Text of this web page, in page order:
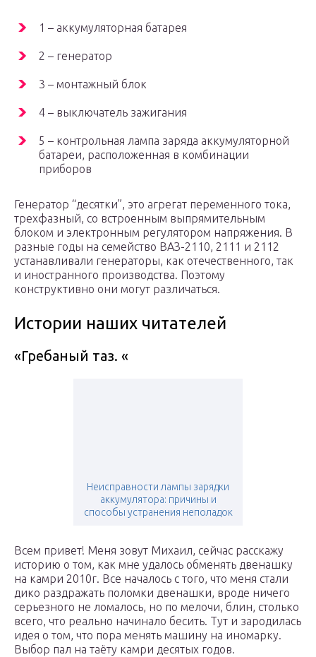
1 – аккумуляторная батарея
2 – генератор
3 – монтажный блок
4 – выключатель зажигания
5 – контрольная лампа заряда аккумуляторной
батареи, расположенная в комбинации
приборов
Генератор “десятки”, это агрегат переменного тока,
трехфазный, со встроенным выпрямительным
блоком и электронным регулятором напряжения. В
разные годы на семейство ВАЗ-2110, 2111 и 2112
устанавливали генераторы, как отечественного, так
и иностранного производства. Поэтому
конструктивно они могут различаться.
Истории наших читателей
«Гребаный таз. «
Неисправности лампы зарядки
аккумулятора: причины и
способы устранения неполадок
Всем привет! Меня зовут Михаил, сейчас расскажу
историю о том, как мне удалось обменять двенашку
на камри 2010г. Все началось с того, что меня стали
дико раздражать поломки двенашки, вроде ничего
серьезного не ломалось, но по мелочи, блин, столько
всего, что реально начинало бесить. Тут и зародилась
идея о том, что пора менять машину на иномарку.
Выбор пал на таёту камри десятых годов.